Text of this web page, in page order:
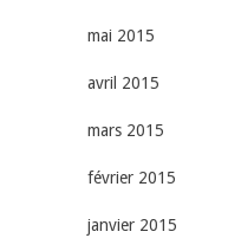
mai 2015
avril 2015
mars 2015
février 2015
janvier 2015